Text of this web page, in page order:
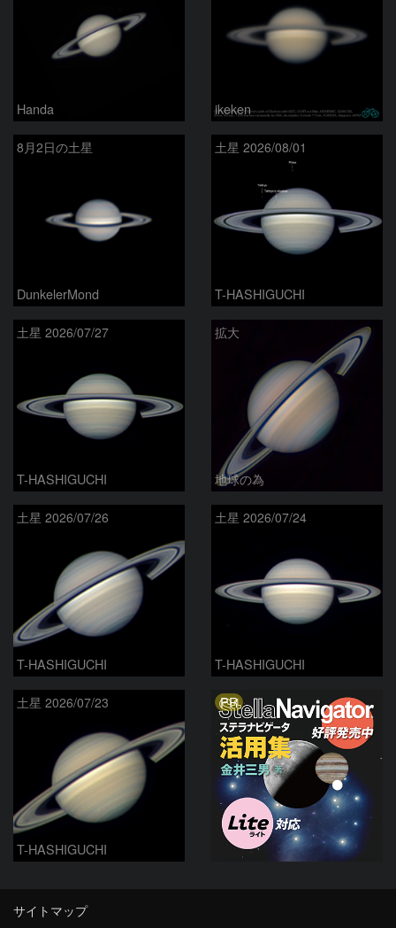
Handa ikeken
8月2日の土星
DunkelerMond
土星 2026/08/01
T-HASHIGUCHI
土星 2026/07/27
T-HASHIGUCHI
拡大
地球の為
土星 2026/07/26
T-HASHIGUCHI
土星 2026/07/24
T-HASHIGUCHI
土星 2026/07/23
T-HASHIGUCHI
PR
サイトマップ